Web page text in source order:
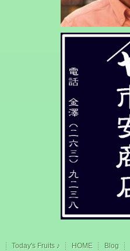
Today's Fruits ♪ HOME Blog